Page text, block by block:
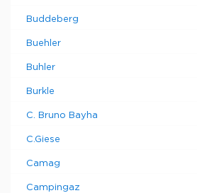
Buddeberg
Buehler
Buhler
Burkle
C. Bruno Bayha
C.Giese
Camag
Campingaz